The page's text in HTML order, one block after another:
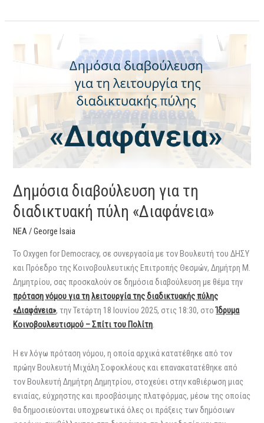
Δημόσια διαβούλευση για τη
διαδικτυακή πύλη «Διαφάνεια»
ΝΕΑ/George Isaia
Το Oxygen for Democracy, σε συνεργασία με τον Βουλευτή του ΔΗΣΥ
και Πρόεδρο της Κοινοβουλευτικής Επιτροπής Θεσμών, Δημήτρη Μ.
Δημητρίου, σας προσκαλούν σε δημόσια διαβούλευση με θέμα την
πρόταση νόμου για τη λειτουργία της διαδικτυακής πύλης
«Διαφάνεια», την Τετάρτη 18 Ιουνίου 2025, στις 18:30, στοΊδρυμα
Κοινοβουλευτισμού – Σπίτι του Πολίτη.
Η εν λόγω πρόταση νόμου, η οποία αρχικά κατατέθηκε από τον
πρώην Βουλευτή Μιχάλη Σοφοκλέους και επανακατατέθηκε από
τον Βουλευτή Δημήτρη Δημητρίου, στοχεύει στην καθιέρωση μιας
ενιαίας, εύχρηστης και προσβάσιμης πλατφόρμας, μέσω της οποίας
θα δημοσιεύονται υποχρεωτικά όλες οι πράξεις των δημόσιων
διαβούλευση
διαδικτυακή
«Διαφάνεια»